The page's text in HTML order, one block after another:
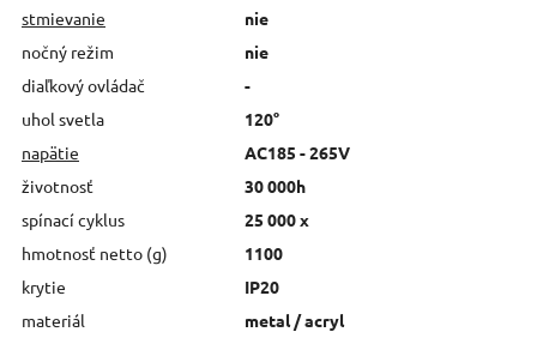
stmievanie
nie
nočný režim
nie
diaľkový ovládač
-
uhol svetla
120°
napätie
AC185 - 265V
životnosť
30 000h
spínací cyklus
25 000 x
hmotnosť netto (g)
1100
krytie
IP20
materiál
metal / acryl